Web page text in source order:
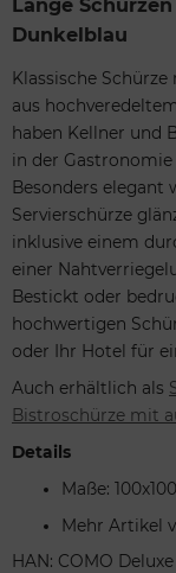
Lange
Dunkelblau
Klassische
aus
haben Kellner und
in der
Besonders elegant
Servierschürze
inklusive einem
einer
Bestickt oder
hochwertigen
oder Ihr Hotel für
Auch erhältlich als
Bistroschürze mit
Details
Maße:
Mehr Artikel
HAN: COMO Deluxe